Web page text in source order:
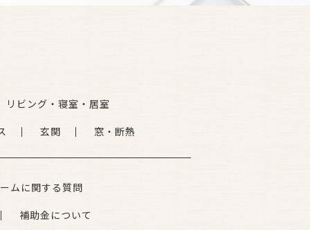
リビング・寝室・居室
玄関 窓・断熱
ムに関する質問
補助金について